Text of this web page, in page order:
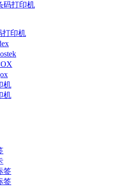
码打印机
打印机
机
机
签
签